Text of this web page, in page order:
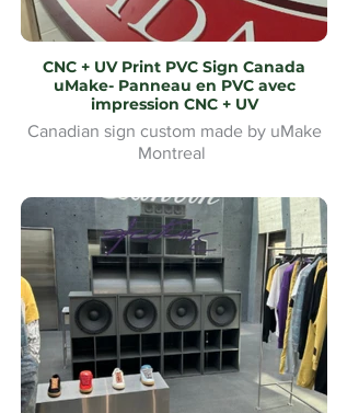
CNC + UV Print PVC Sign Canada
uMake- Panneau en PVC avec
impression CNC + UV
Canadian sign custom made by uMake
Montreal